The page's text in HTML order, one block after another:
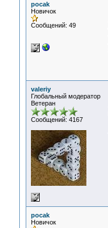
pocak
Новичок
Сообщений: 49
valeriy
Глобальный модератор
Ветеран
Сообщений: 4167
pocak
Новичок